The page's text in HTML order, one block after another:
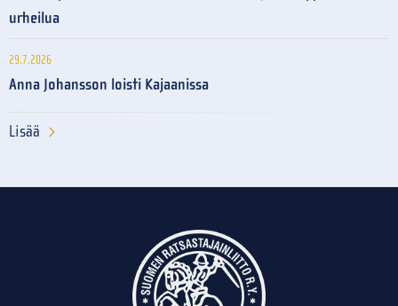
urheilua
29.7.2026
Anna Johansson loisti Kajaanissa
Lisää